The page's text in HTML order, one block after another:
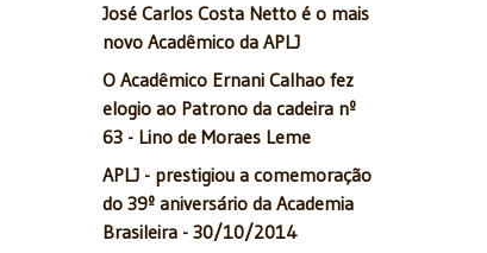
José Carlos Costa Netto é o mais
novo Acadêmico da APLJ
O Acadêmico Ernani Calhao fez
elogio ao Patrono da cadeira nº
63 - Lino de Moraes Leme
APLJ - prestigiou a comemoração
do 39º aniversário da Academia
Brasileira - 30/10/2014